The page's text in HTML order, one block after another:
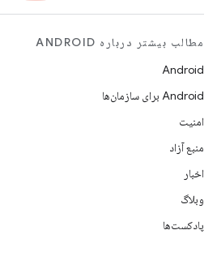
مطالب بیشتر درباره ANDROID
Android
Android برای سازمان‌ها
امنیت
منبع آزاد
اخبار
وبلاگ
پادکست‌ها